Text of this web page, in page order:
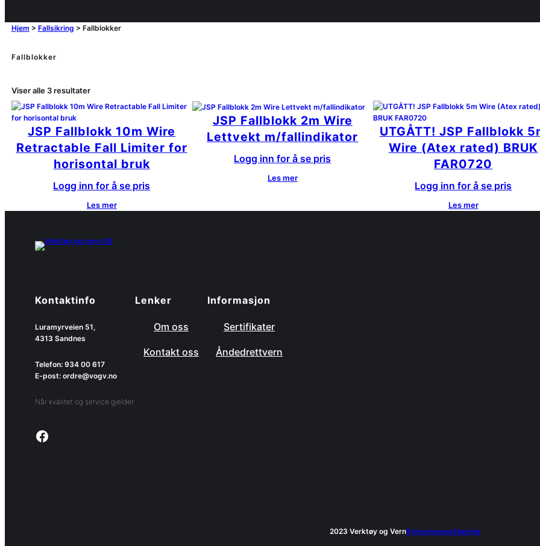
Hjem > Fallsikring > Fallblokker
Fallblokker
Viser alle 3 resultater
JSP Fallblokk 10m Wire
Retractable Fall Limiter for
horisontal bruk
Logg inn for å se pris
Les mer
JSP Fallblokk 2m Wire
Lettvekt m/fallindikator
Logg inn for å se pris
Les mer
UTGÅTT! JSP Fallblokk
Wire (Atex rated) BRUK
FAR0720
Logg inn for å se pris
Les mer
Kontaktinfo
Luramyrveien 51,
4313 Sandnes
Telefon: 934 00 617
E-post: ordre@vogv.no
Når kvalitet og service gjelder.
Link to facebook page
Lenker
Om oss
Kontakt oss
Informasjon
Sertifikater
Åndedrettvern
2023 Verktøy og VernPersonvernerklæring